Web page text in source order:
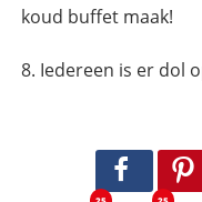
koud buffet maak!
Iedereen is er dol